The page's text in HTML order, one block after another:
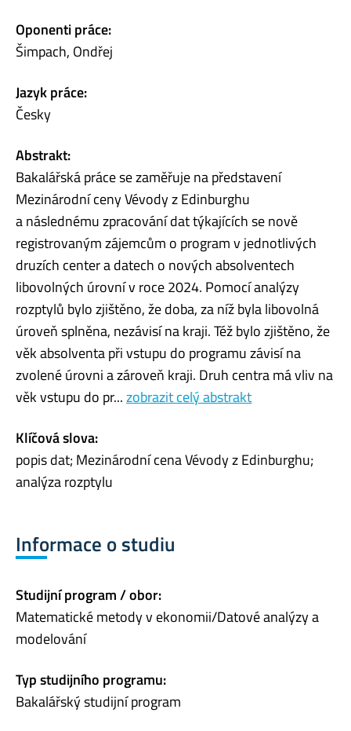
Oponenti práce:
Šimpach, Ondřej
Jazyk práce:
Česky
Abstrakt:
Bakalářská práce se zaměřuje na představení
Mezinárodní ceny Vévody z Edinburghu
a následnému zpracování dat týkajících se nově
registrovaným zájemcům o program v jednotlivých
druzích center a datech o nových absolventech
libovolných úrovní v roce 2024. Pomocí analýzy
rozptylů bylo zjištěno, že doba, za níž byla libovolná
úroveň splněna, nezávisí na kraji. Též bylo zjištěno, že
věk absolventa při vstupu do programu závisí na
zvolené úrovni a zároveň kraji. Druh centra má vliv na
věk vstupu do pr...zobrazit celý abstrakt
Klíčová slova:
popis dat; Mezinárodní cena Vévody z Edinburghu;
analýza rozptylu
Informace o studiu
Studijní program / obor:
Matematické metody v ekonomii/Datové analýzy a
modelování
Typ studijního programu:
Bakalářský studijní program